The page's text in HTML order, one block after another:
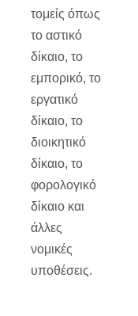
τομείς όπως
το αστικό
δίκαιο, το
εμπορικό, το
εργατικό
δίκαιο, το
διοικητικό
δίκαιο, το
φορολογικό
δίκαιο και
άλλες
νομικές
υποθέσεις.